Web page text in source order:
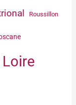
Roussillon
Loire